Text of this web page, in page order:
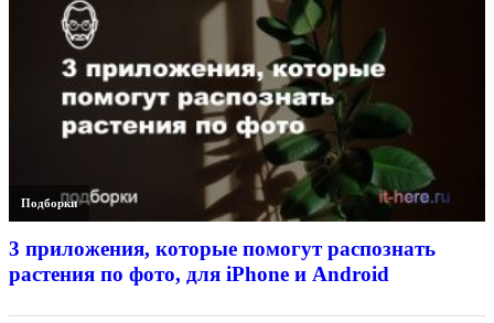
Подборки
3 приложения, которые помогут распознать
растения по фото, для iPhone и Android